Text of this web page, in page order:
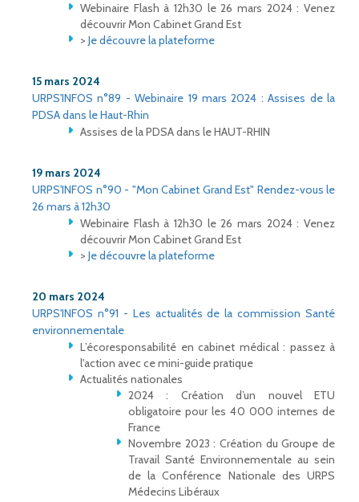
Webinaire Flash à 12h30 le 26 mars 2024 : Venez
découvrir Mon Cabinet Grand Est
> Je découvre la plateforme
15 mars 2024
URPS'INFOS n°89 - Webinaire 19 mars 2024 : Assises de la
PDSA dans le Haut-Rhin
Assises de la PDSA dans le HAUT-RHIN
19 mars 2024
URPS'INFOS n°90 - "Mon Cabinet Grand Est" Rendez-vous le
26 mars à 12h30
Webinaire Flash à 12h30 le 26 mars 2024 : Venez
découvrir Mon Cabinet Grand Est
> Je découvre la plateforme
20 mars 2024
URPS'INFOS n°91 - Les actualités de la commission Santé
environnementale
L’écoresponsabilité en cabinet médical : passez à
l'action avec ce mini-guide pratique
Actualités nationales
2024 : Création d’un nouvel ETU
obligatoire pour les 40 000 internes de
France
Novembre 2023 : Création du Groupe de
Travail Santé Environnementale au sein
de la Conférence Nationale des URPS
Médecins Libéraux